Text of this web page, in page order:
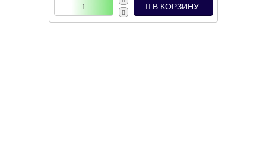
В КОРЗИНУ